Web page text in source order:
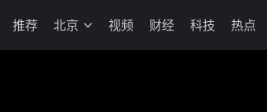
推荐 北京 视频 财经 科技 热点